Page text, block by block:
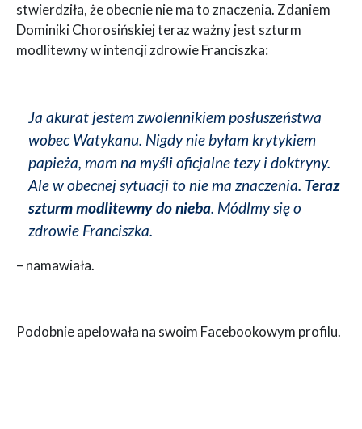
stwierdziła, że obecnie nie ma to znaczenia. Zdaniem
Dominiki Chorosińskiej teraz ważny jest szturm
modlitewny w intencji zdrowie Franciszka:
Ja akurat jestem zwolennikiem posłuszeństwa
wobec Watykanu. Nigdy nie byłam krytykiem
papieża, mam na myśli oficjalne tezy i doktryny.
Ale w obecnej sytuacji to nie ma znaczenia. Teraz
szturm modlitewny do nieba. Módlmy się o
zdrowie Franciszka.
– namawiała.
Podobnie apelowała na swoim Facebookowym profilu.